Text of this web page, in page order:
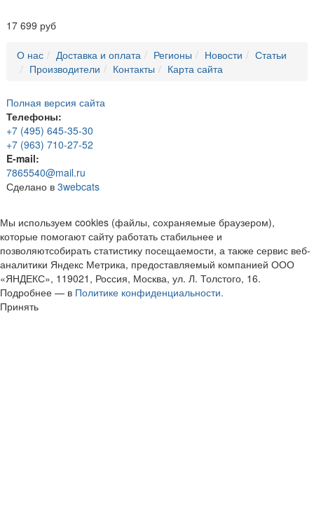
17 699 руб
О нас Доставка и оплата Регионы Новости
Статьи
Производители
Контакты Карта сайта
Полная версия сайта
Телефоны:
+7 (495) 645-35-30
+7 (963) 710-27-52
E-mail:
7865540@mail.ru
Сделано в 3webcats
Мы используем cookies (файлы, сохраняемые браузером),
которые помогают сайту работать стабильнее и
позволяютсобирать статистику посещаемости, а также сервис веб-
аналитики Яндекс Метрика, предоставляемый компанией ООО
«ЯНДЕКС», 119021, Россия, Москва, ул. Л. Толстого, 16.
Подробнее — в Политике конфиденциальности.
Принять